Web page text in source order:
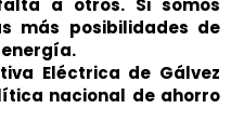
a otros. Si somos
más posibilidades de
Eléctrica de Gálvez
nacional de ahorro